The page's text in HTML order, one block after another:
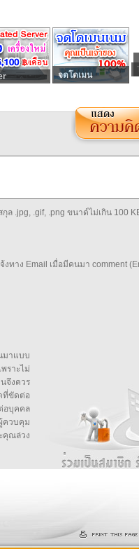
จดโดเมน
ล .jpg, .gif, .png ขนาด์ไม่เกิน 100
งทาง Email เมื่อมีคนมา comment
มาแบบ
ราะไม่
จึงควร
ขัดต่อ
อบุคคล
ควบคุม
คุณล่วง